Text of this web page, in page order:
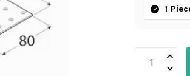
1